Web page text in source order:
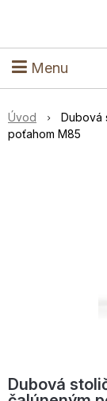
Menu
Úvod
Dubová
poťahom M85
Dubová